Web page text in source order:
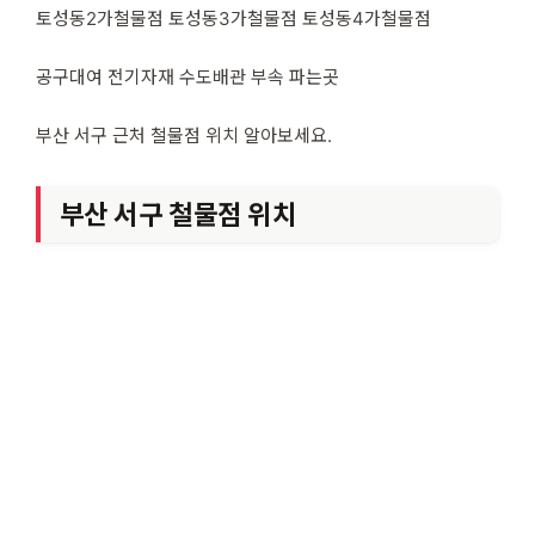
토성동2가철물점 토성동3가철물점 토성동4가철물점
공구대여 전기자재 수도배관 부속 파는곳
부산 서구 근처 철물점 위치 알아보세요.
부산 서구 철물점 위치